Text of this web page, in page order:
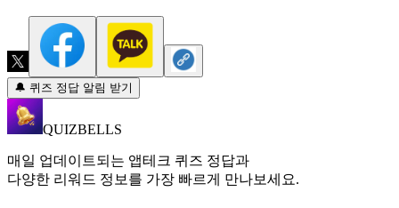
🔔 퀴즈 정답 알림 받기
QUIZBELLS
매일 업데이트되는 앱테크 퀴즈 정답과
다양한 리워드 정보를 가장 빠르게 만나보세요.